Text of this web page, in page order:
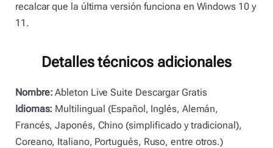
recalcar que la última versión funciona en Windows 10 y
11.
Detalles técnicos adicionales
Nombre: Ableton Live Suite Descargar Gratis
Idiomas: Multilingual (Español, Inglés, Alemán,
Francés, Japonés, Chino (simplificado y tradicional),
Coreano, Italiano, Portugués, Ruso, entre otros.)